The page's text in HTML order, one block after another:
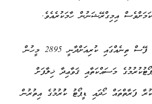
އިމިގްރޭޝަނުން ހާމަކުރެއެވެ.
އޮޕަރޭޝަން ކުރަނގި ފޭސް ތިނެއްގައި ކުރިއަށްދާނީ 2895 މީހުން
މަސައްކަތާއި ޤަވާޢިދާ ޚިލާފަށް
ފަރާތްތައް ހޯދައި ޑީޕޯޓު ކުުރުމުގެ އިތުރުން